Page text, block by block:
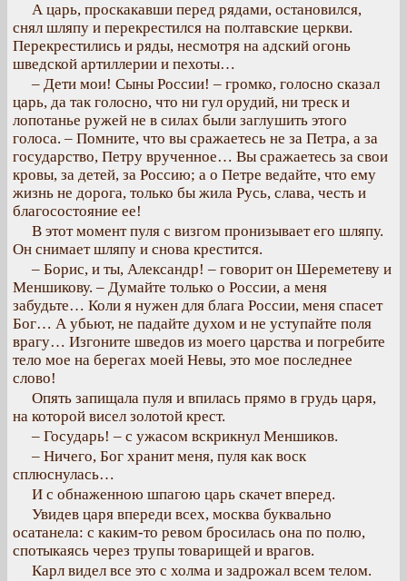
А царь, проскакавши перед рядами, остановился,
снял шляпу и перекрестился на полтавские церкви.
Перекрестились и ряды, несмотря на адский огонь
шведской артиллерии и пехоты…
– Дети мои! Сыны России! – громко, голосно сказал
царь, да так голосно, что ни гул орудий, ни треск и
лопотанье ружей не в силах были заглушить этого
голоса. – Помните, что вы сражаетесь не за Петра, а за
государство, Петру врученное… Вы сражаетесь за свои
кровы, за детей, за Россию; а о Петре ведайте, что ему
жизнь не дорога, только бы жила Русь, слава, честь и
благосостояние ее!
В этот момент пуля с визгом пронизывает его шляпу.
Он снимает шляпу и снова крестится.
– Борис, и ты, Александр! – говорит он Шереметеву и
Меншикову. – Думайте только о России, а меня
забудьте… Коли я нужен для блага России, меня спасет
Бог… А убьют, не падайте духом и не уступайте поля
врагу… Изгоните шведов из моего царства и погребите
тело мое на берегах моей Невы, это мое последнее
слово!
Опять запищала пуля и впилась прямо в грудь царя,
на которой висел золотой крест.
– Государь! – с ужасом вскрикнул Меншиков.
– Ничего, Бог хранит меня, пуля как воск
сплюснулась…
И с обнаженною шпагою царь скачет вперед.
Увидев царя впереди всех, москва буквально
осатанела: с каким-то ревом бросилась она по полю,
спотыкаясь через трупы товарищей и врагов.
Карл видел все это с холма и задрожал всем телом.